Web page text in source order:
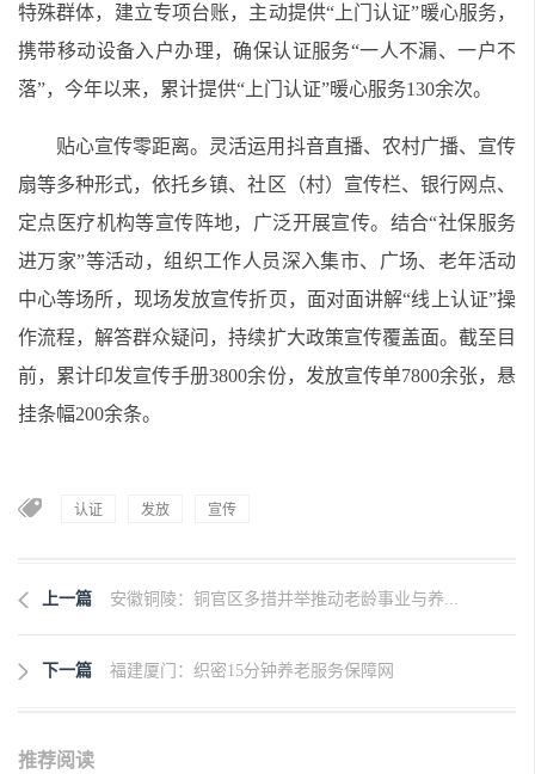
特殊群体，建立专项台账，主动提供“上门认证”暖心服务，
携带移动设备入户办理，确保认证服务“一人不漏、一户不
落”，今年以来，累计提供“上门认证”暖心服务130余次。
贴心宣传零距离。灵活运用抖音直播、农村广播、宣传
扇等多种形式，依托乡镇、社区（村）宣传栏、银行网点、
定点医疗机构等宣传阵地，广泛开展宣传。结合“社保服务
进万家”等活动，组织工作人员深入集市、广场、老年活动
中心等场所，现场发放宣传折页，面对面讲解“线上认证”操
作流程，解答群众疑问，持续扩大政策宣传覆盖面。截至目
前，累计印发宣传手册3800余份，发放宣传单7800余张，悬
挂条幅200余条。
认证 发放 宣传
上一篇 安徽铜陵：铜官区多措并举推动老龄事业与养...
下一篇 福建厦门：织密15分钟养老服务保障网
推荐阅读